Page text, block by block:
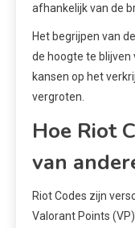
afhankelijk van de
Het begrijpen van
de hoogte te blijven
kansen op het
vergroten.
Hoe Riot
van
Riot Codes zijn
Valorant Points